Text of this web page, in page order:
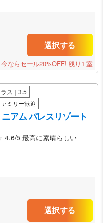
選択する
今ならセール20%OFF! 残り1 室
ス｜3.5
ミリー歓迎
アム パレスリゾート
4.6/5 最高に素晴らしい
選択する